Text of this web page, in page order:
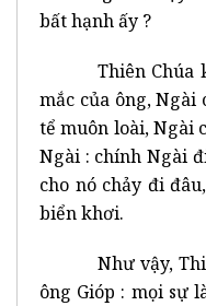
bất hạnh ấy ?
Thiên Chúa
mắc của ông, Ngài
tể muôn loài, Ngài
Ngài : chính Ngài
cho nó chảy đi
biển khơi.
Như vậy,
ông Gióp : mọi sự